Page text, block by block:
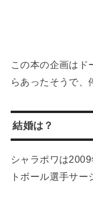
この本の企画はド
らあったそうで、
結婚は？
シャラポワは
トボール選手サー